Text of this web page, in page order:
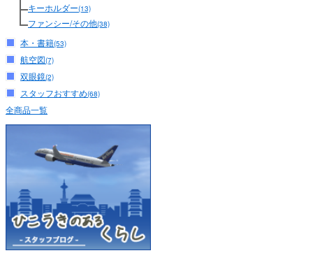
キーホルダー(13)
ファンシー/その他(38)
本・書籍(53)
航空図(7)
双眼鏡(2)
スタッフおすすめ(68)
全商品一覧